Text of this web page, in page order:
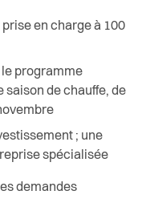
en charge à 100
le programme
saison de chauffe, de
; une
spécialisée
demandes